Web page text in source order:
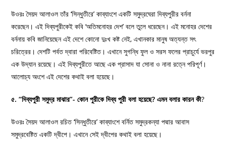
উওরঃ সৈয়দ আলাওল তাঁর ‘সিন্ধুতীরে’ কাব্যাংশে একটি সমুদ্রঘেরা দিব্যপুরীর বর্ননা
করেছেন। এই দিব্যপুরীকেই কবি ‘অতিমনোহর দেশ’ বলে তুলে ধরেছেন। এই মনোহর দেশের
বর্ননায় কবি জানিয়েছেন এই দেশে কোনো দুঃখ কষ্ট নেই, এখানকার মানুষ অত্যন্ত সৎ
চরিত্রের। দেশটি পর্বত দ্বারা পরিবেষ্টিত। এখানে সুগন্ধি ফুল ও সরস ফলের প্রাচুর্যে ভরপুর
এক উদ্যান রয়েছে। এই দিব্যপুরীতে আছে এক প্রাসাদ যা সোনা ও নানা রত্নে পরিপূর্ণ।
আলোচ্য অংশে এই দেশের কথাই বলা হয়েছে।
৫. “দিব্যপুরী সমুদ্র মাঝার”- কোন পুরীকে দিব্য পুরী বলা হয়েছে? এমন বলার কারন কী?
উওরঃ সৈয়দ আলাওল রচিত ‘সিন্ধুতীরে’ কাব্যাংশে বর্নিত সমুদ্রকন্যা পদ্মার আবাস
সমুদ্রবেষ্টিত একটি দ্বীপে। এখানে সেই দ্বীপের কথাই বলা হয়েছে।